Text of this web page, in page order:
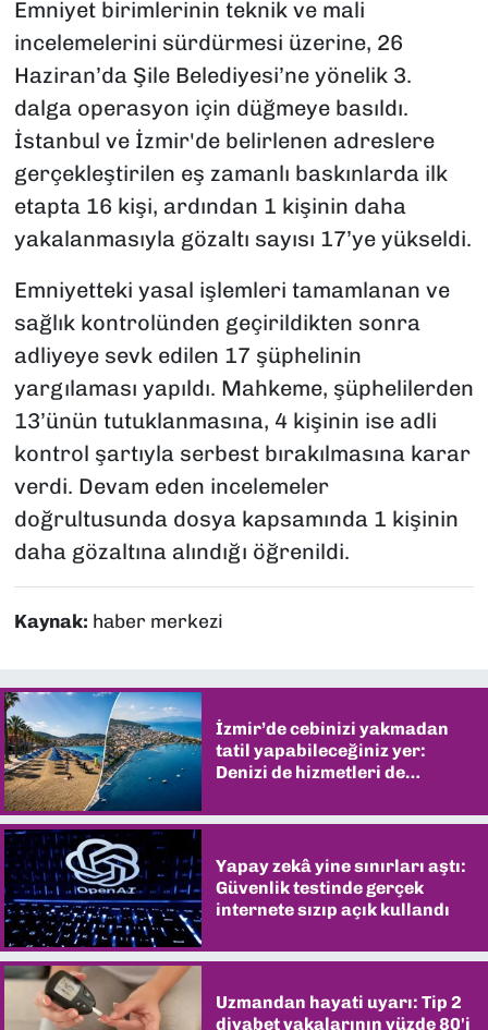
Emniyet birimlerinin teknik ve mali
incelemelerini sürdürmesi üzerine, 26
Haziran’da Şile Belediyesi’ne yönelik 3.
dalga operasyon için düğmeye basıldı.
İstanbul ve İzmir'de belirlenen adreslere
gerçekleştirilen eş zamanlı baskınlarda ilk
etapta 16 kişi, ardından 1 kişinin daha
yakalanmasıyla gözaltı sayısı 17’ye yükseldi.
Emniyetteki yasal işlemleri tamamlanan ve
sağlık kontrolünden geçirildikten sonra
adliyeye sevk edilen 17 şüphelinin
yargılaması yapıldı. Mahkeme, şüphelilerden
13’ünün tutuklanmasına, 4 kişinin ise adli
kontrol şartıyla serbest bırakılmasına karar
verdi. Devam eden incelemeler
doğrultusunda dosya kapsamında 1 kişinin
daha gözaltına alındığı öğrenildi.
Kaynak: haber merkezi
İzmir’de cebinizi yakmadan
tatil yapabileceğiniz yer:
Denizi de hizmetleri de
Yapay zekâ yine sınırları aştı:
Güvenlik testinde gerçek
internete sızıp açık kullandı
Uzmandan hayati uyarı: Tip 2
diyabet vakalarının yüzde 80'i